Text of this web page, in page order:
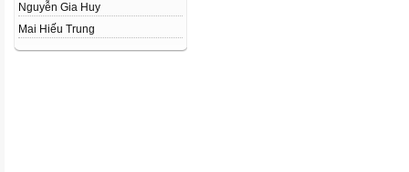
Nguyễn Gia Huy
Mai Hiếu Trung